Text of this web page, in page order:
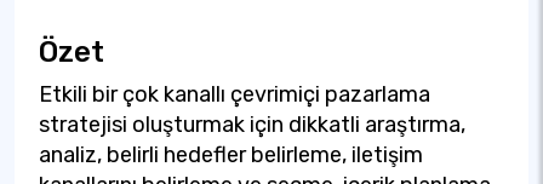
Özet
Etkili bir çok kanallı çevrimiçi pazarlama
stratejisi oluşturmak için dikkatli araştırma,
analiz, belirli hedefler belirleme, iletişim